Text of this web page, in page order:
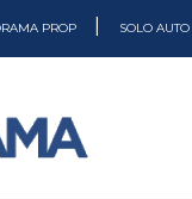
PROP SOLO AUTO